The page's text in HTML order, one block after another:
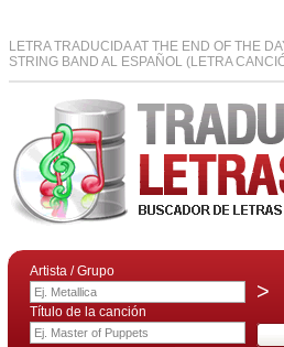
LETRA TRADUCIDA AT THE END OF THE
STRING BAND AL ESPAÑOL (LETRA
Artista / Grupo
>
Título de la canción